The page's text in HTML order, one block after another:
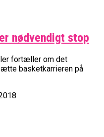
nødvendigt stop
fortæller om det
basketkarrieren på